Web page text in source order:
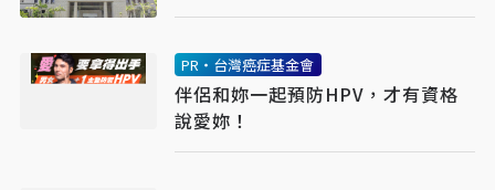
PR・台灣癌症基金會
伴侶和妳一起預防HPV，才有資格
說愛妳！